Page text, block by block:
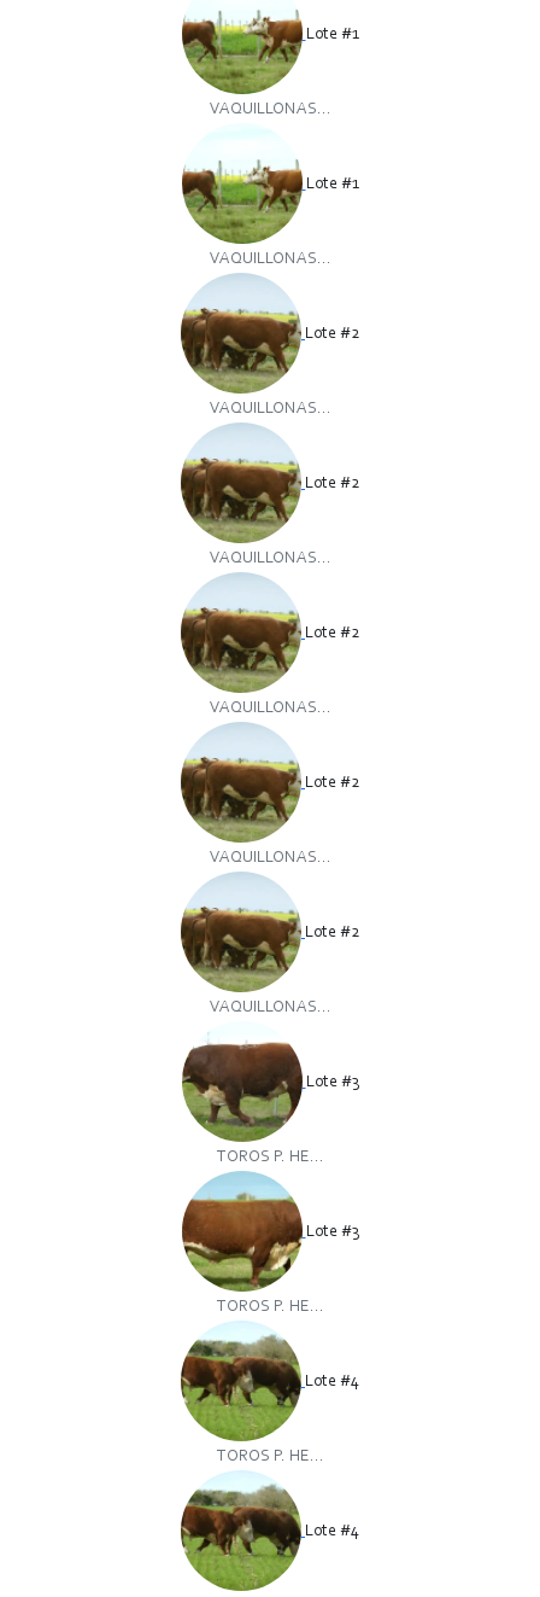
Lote #1
VAQUILLONAS...
Lote #1
VAQUILLONAS...
Lote #2
VAQUILLONAS...
Lote #2
VAQUILLONAS...
Lote #2
VAQUILLONAS...
Lote #2
VAQUILLONAS...
Lote #2
VAQUILLONAS...
Lote #3
TOROS P. HE...
Lote #3
TOROS P. HE...
Lote #4
TOROS P. HE...
Lote #4